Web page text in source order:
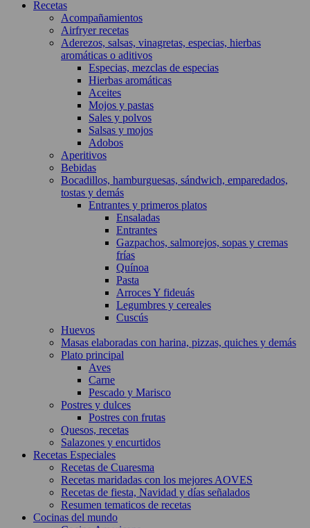
Recetas
Acompañamientos
Airfryer recetas
Aderezos, salsas, vinagretas, especias, hierbas
aromáticas o aditivos
Especias, mezclas de especias
Hierbas aromáticas
Aceites
Mojos y pastas
Sales y polvos
Salsas y mojos
Adobos
Aperitivos
Bebidas
Bocadillos, hamburguesas, sándwich, emparedados,
tostas y demás
Entrantes y primeros platos
Ensaladas
Entrantes
Gazpachos, salmorejos, sopas y cremas
frías
Quínoa
Pasta
Arroces Y fideuás
Legumbres y cereales
Cuscús
Huevos
Masas elaboradas con harina, pizzas, quiches y demás
Plato principal
Aves
Carne
Pescado y Marisco
Postres y dulces
Postres con frutas
Quesos, recetas
Salazones y encurtidos
Recetas Especiales
Recetas de Cuaresma
Recetas maridadas con los mejores AOVES
Recetas de fiesta, Navidad y días señalados
Resumen tematicos de recetas
Cocinas del mundo